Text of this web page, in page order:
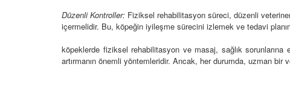
Düzenli Kontroller: Fiziksel rehabilitasyon süreci, düzenli
içermelidir. Bu, köpeğin iyileşme sürecini izlemek ve tedavi
köpeklerde fiziksel rehabilitasyon ve masaj, sağlık
artırmanın önemli yöntemleridir. Ancak, her durumda, uzman bir